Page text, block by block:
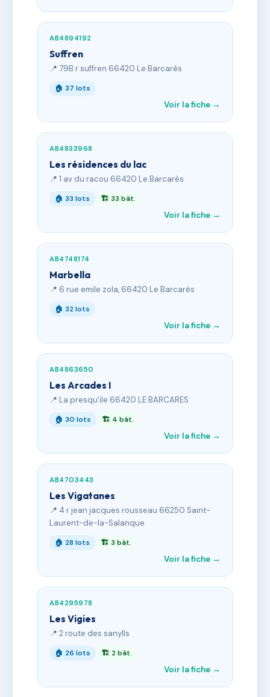
AB4894192
Suffren
📍 79B r suffren 66420 Le Barcarès
🏠 37 lots
Voir la fiche →
AB4833968
Les résidences du lac
📍 1 av du racou 66420 Le Barcarès
🏠 33 lots 🏗 33 bât.
Voir la fiche →
AB4748174
Marbella
📍 6 rue emile zola, 66420 Le Barcarès
🏠 32 lots
Voir la fiche →
AB4863650
Les Arcades I
📍 La presqu'ile 66420 LE BARCARES
🏠 30 lots 🏗 4 bât.
Voir la fiche →
AB4703443
Les Vigatanes
📍 4 r jean jacques rousseau 66250 Saint-
Laurent-de-la-Salanque
🏠 28 lots 🏗 3 bât.
Voir la fiche →
AB4295978
Les Vigies
📍 2 route des sanylls
🏠 26 lots 🏗 2 bât.
Voir la fiche →